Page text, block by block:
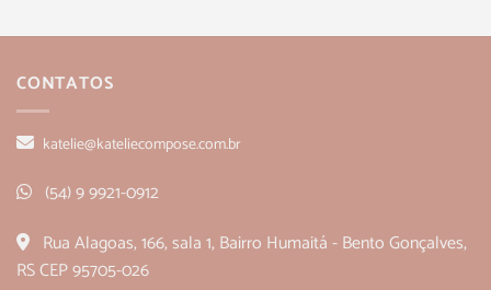
CONTATOS
katelie@kateliecompose.com.br
(54) 9 9921-0912
Rua Alagoas, 166, sala 1, Bairro Humaitá - Bento Gonçalves,
RS CEP 95705-026